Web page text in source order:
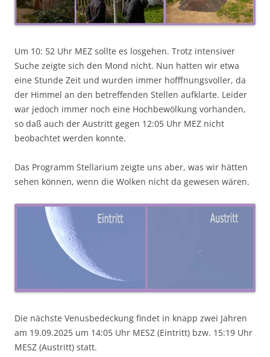
Um 10: 52 Uhr MEZ sollte es losgehen. Trotz intensiver
Suche zeigte sich den Mond nicht. Nun hatten wir etwa
eine Stunde Zeit und wurden immer hofffnungsvoller, da
der Himmel an den betreffenden Stellen aufklarte. Leider
war jedoch immer noch eine Hochbewölkung vorhanden,
so daß auch der Austritt gegen 12:05 Uhr MEZ nicht
beobachtet werden konnte.
Das Programm Stellarium zeigte uns aber, was wir hätten
sehen können, wenn die Wolken nicht da gewesen wären.
Die nächste Venusbedeckung findet in knapp zwei Jahren
am 19.09.2025 um 14:05 Uhr MESZ (Eintritt) bzw. 15:19 Uhr
MESZ (Austritt) statt.